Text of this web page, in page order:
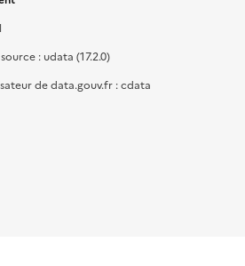
: udata (17.2.0)
de data.gouv.fr : cdata